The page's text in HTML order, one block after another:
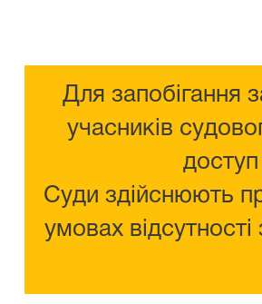
Для запобігання
учасників
Суди здійснюють
умовах